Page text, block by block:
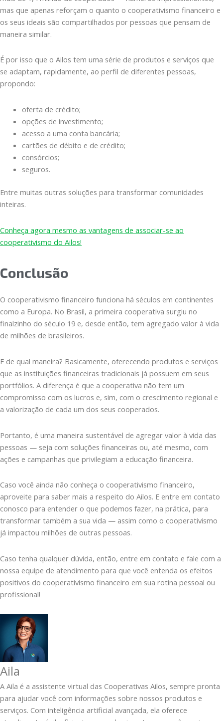
mas que apenas reforçam o quanto o cooperativismo financeiro e
os seus ideais são compartilhados por pessoas que pensam de
maneira similar.
É por isso que o Ailos tem uma série de produtos e serviços que
se adaptam, rapidamente, ao perfil de diferentes pessoas,
propondo:
oferta de crédito;
opções de investimento;
acesso a uma conta bancária;
cartões de débito e de crédito;
consórcios;
seguros.
Entre muitas outras soluções para transformar comunidades
inteiras.
Conheça agora mesmo as vantagens de associar-se ao
cooperativismo do Ailos!
Conclusão
O cooperativismo financeiro funciona há séculos em continentes
como a Europa. No Brasil, a primeira cooperativa surgiu no
finalzinho do século 19 e, desde então, tem agregado valor à vida
de milhões de brasileiros.
E de qual maneira? Basicamente, oferecendo produtos e serviços
que as instituições financeiras tradicionais já possuem em seus
portfólios. A diferença é que a cooperativa não tem um
compromisso com os lucros e, sim, com o crescimento regional e
a valorização de cada um dos seus cooperados.
Portanto, é uma maneira sustentável de agregar valor à vida das
pessoas — seja com soluções financeiras ou, até mesmo, com
ações e campanhas que privilegiam a educação financeira.
Caso você ainda não conheça o cooperativismo financeiro,
aproveite para saber mais a respeito do Ailos. E entre em contato
conosco para entender o que podemos fazer, na prática, para
transformar também a sua vida — assim como o cooperativismo
já impactou milhões de outras pessoas.
Caso tenha qualquer dúvida, então, entre em contato e fale com a
nossa equipe de atendimento para que você entenda os efeitos
positivos do cooperativismo financeiro em sua rotina pessoal ou
profissional!
Aila
A Aila é a assistente virtual das Cooperativas Ailos, sempre pronta
para ajudar você com informações sobre nossos produtos e
serviços. Com inteligência artificial avançada, ela oferece